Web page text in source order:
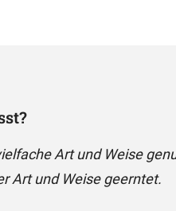
Art und Weise
Art und Weise geerntet.